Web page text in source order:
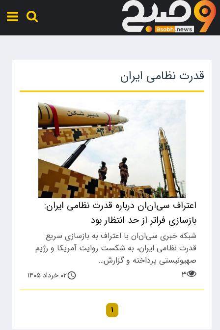
قدرت نظامی ایران
اعتراف سی‌ان‌ان درباره قدرت نظامی ایران:
بازسازی فراتر از حد انتظار بود
شبکه خبری سی‌ان‌ان با اعتراف به بازسازی سریع
قدرت نظامی ایران، به شکست روایت آمریکا و رژیم
صهیونیستی پرداخته و گزارش…
۳
۰۲ خرداد ۱۴۰۵
۱